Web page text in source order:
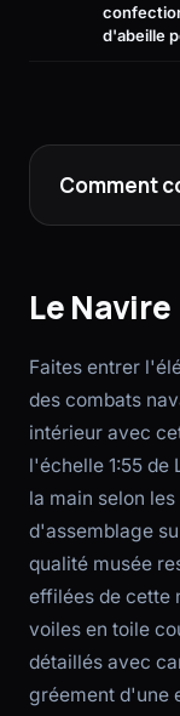
d'abeille
Comment
Le Navire
Faites entrer
des combats
intérieur avec
l'échelle 1:55 de
la main selon
d'assemblage
qualité musée
effilées de cette
voiles en toile
détaillés avec
gréement d'une